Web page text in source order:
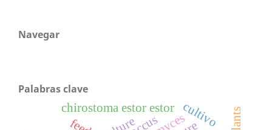
Navegar
Palabras clave
chirostoma estor estor cultivo